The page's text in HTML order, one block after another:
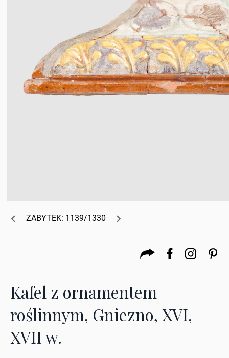
ZABYTEK: 1139/1330
Kafel z ornamentem
roślinnym, Gniezno, XVI,
XVII w.